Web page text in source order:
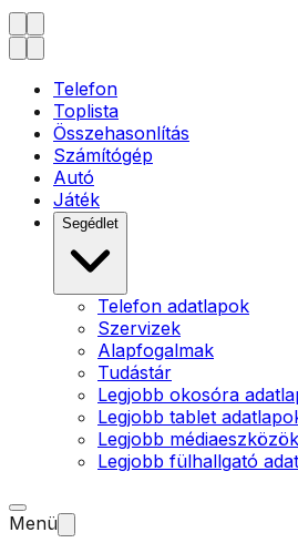
Telefon
Toplista
Összehasonlítás
Számítógép
Autó
Játék
Segédlet
Telefon adatlapok
Szervizek
Alapfogalmak
Tudástár
Legjobb okosóra
Legjobb tablet
Legjobb médiaeszközök
Legjobb fülhallgató
Menü